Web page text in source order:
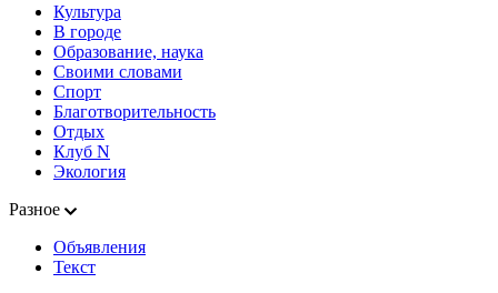
Культура
В городе
Образование, наука
Своими словами
Спорт
Благотворительность
Отдых
Клуб N
Экология
Разное
Объявления
Текст